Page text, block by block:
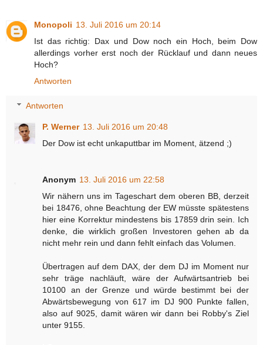
Monopoli 13. Juli 2016 um 20:14
Ist das richtig: Dax und Dow noch ein Hoch, beim Dow
allerdings vorher erst noch der Rücklauf und dann neues
Hoch?
Antworten
Antworten
P. Werner 13. Juli 2016 um 20:48
Der Dow ist echt unkaputtbar im Moment, ätzend ;)
Anonym 13. Juli 2016 um 22:58
Wir nähern uns im Tageschart dem oberen BB, derzeit
bei 18476, ohne Beachtung der EW müsste spätestens
hier eine Korrektur mindestens bis 17859 drin sein. Ich
denke, die wirklich großen Investoren gehen ab da
nicht mehr rein und dann fehlt einfach das Volumen.
Übertragen auf dem DAX, der dem DJ im Moment nur
sehr träge nachläuft, wäre der Aufwärtsantrieb bei
10100 an der Grenze und würde bestimmt bei der
Abwärtsbewegung von 617 im DJ 900 Punkte fallen,
also auf 9025, damit wären wir dann bei Robby's Ziel
unter 9155.